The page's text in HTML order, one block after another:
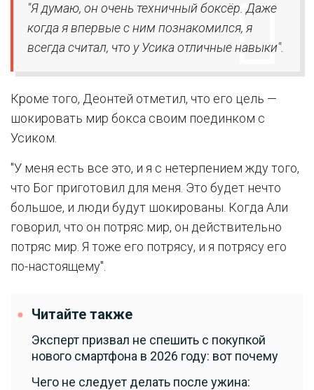
"Я думаю, он очень техничный боксёр. Даже
когда я впервые с ним познакомился, я
всегда считал, что у Усика отличные навыки".
Кроме того, Деонтей отметил, что его цель —
шокировать мир бокса своим поединком с
Усиком.
"У меня есть все это, и я с нетерпением жду того,
что Бог приготовил для меня. Это будет нечто
большое, и люди будут шокированы. Когда Али
говорил, что он потряс мир, он действительно
потряс мир. Я тоже его потрясу, и я потрясу его
по-настоящему".
Читайте также
Эксперт призвал не спешить с покупкой
нового смартфона в 2026 году: вот почему
Чего не следует делать после ужина: